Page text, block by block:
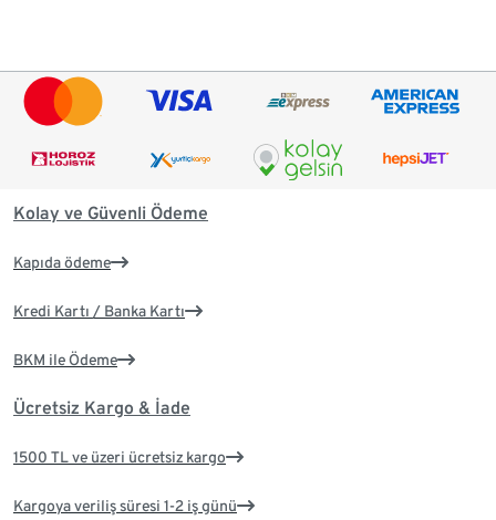
Kolay ve Güvenli Ödeme
Kapıda ödeme
Kredi Kartı / Banka Kartı
BKM ile Ödeme
Ücretsiz Kargo & İade
1500 TL ve üzeri ücretsiz kargo
Kargoya veriliş süresi 1-2 iş günü